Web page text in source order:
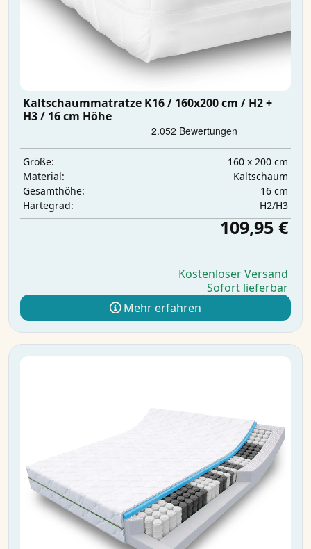
Kaltschaummatratze K16 / 160x200 cm / H2 +
H3 / 16 cm Höhe
Größe:
160 x 200 cm
Material:
Kaltschaum
Gesamthöhe:
16 cm
Härtegrad:
H2/H3
109,95 €
Kostenloser Versand
Sofort lieferbar
Mehr erfahren